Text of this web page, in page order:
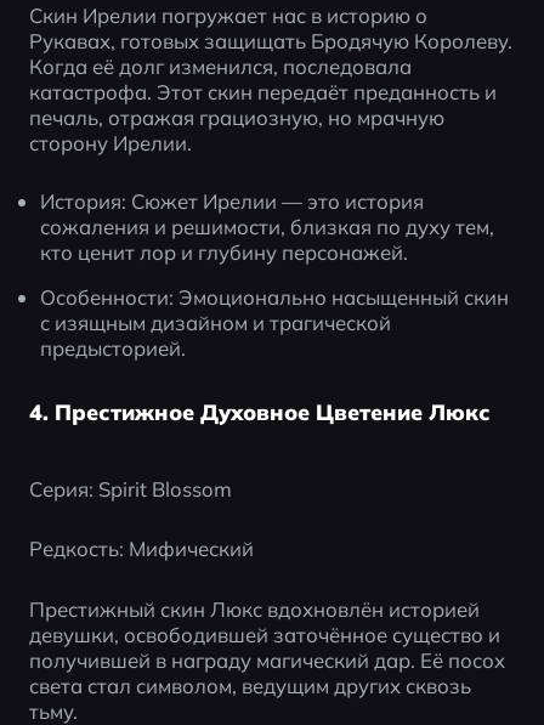
Скин Ирелии погружает нас в историю о
Рукавах, готовых защищать Бродячую Королеву.
Когда её долг изменился, последовала
катастрофа. Этот скин передаёт преданность и
печаль, отражая грациозную, но мрачную
сторону Ирелии.
История: Сюжет Ирелии — это история
сожаления и решимости, близкая по духу тем,
кто ценит лор и глубину персонажей.
Особенности: Эмоционально насыщенный скин
с изящным дизайном и трагической
предысторией.
4. Престижное Духовное Цветение Люкс
Серия: Spirit Blossom
Редкость: Мифический
Престижный скин Люкс вдохновлён историей
девушки, освободившей заточённое существо и
получившей в награду магический дар. Её посох
света стал символом, ведущим других сквозь
тьму.